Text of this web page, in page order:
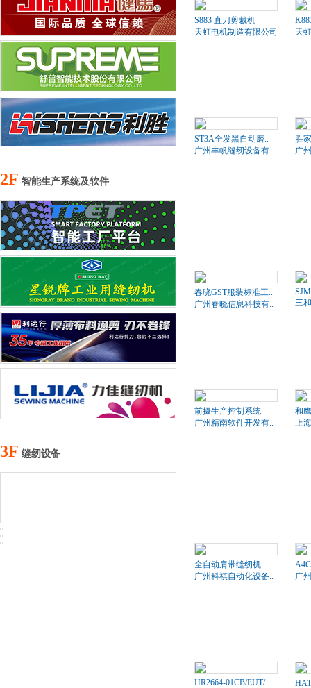
S883 直刀剪裁机
天虹电机制造有限公司
天
ST3A全发黑自动磨..
广州丰帆缝纫设备有..
胜
广
2F 智能生产系统及软件
春晓GST服装标准工..
广州春晓信息科技有..
三
前摄生产控制系统
广州精南软件开发有..
和
上
3F 缝纫设备
全自动肩带缝纫机..
广州科祺自动化设备..
广
HR2664-01CB/EUT/..